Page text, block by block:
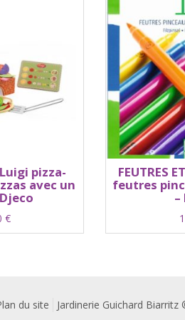
pizza-
avec un
€
FEUTRES
feutres
–
du site Jardinerie Guichard Biarritz